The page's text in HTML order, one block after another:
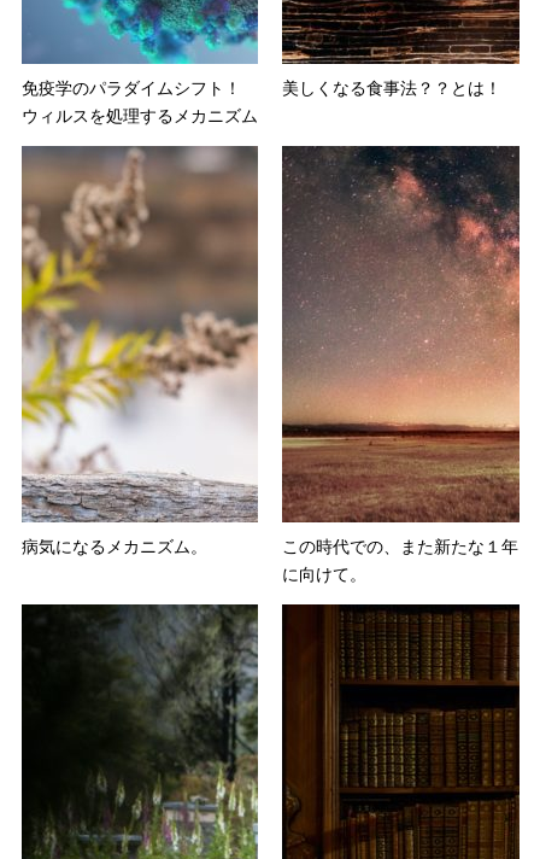
免疫学のパラダイムシフト！
ウィルスを処理するメカニズム
美しくなる食事法？？とは！
病気になるメカニズム。
この時代での、また新たな１年
に向けて。